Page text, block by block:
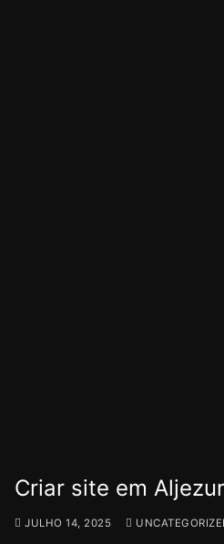
Criar site em Aljezur
JULHO 14, 2025